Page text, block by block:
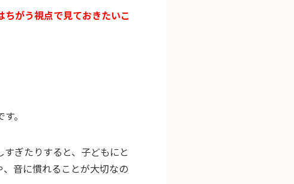
ちがう視点で見ておきたいこ
す。
ぎたりすると、子どもにと
音に慣れることが大切なの